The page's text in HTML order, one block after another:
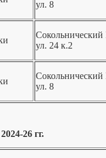
ул. 8
Сокольнический
ул. 24 к.2
Сокольнический
ул. 8
26 гг.